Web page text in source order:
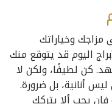
وخياراتك
اليوم قد يتوقع منك
كن لطيفًا، ولكن لا
أنانية، بل ضرورة.
فإن يجب ألا يتركك